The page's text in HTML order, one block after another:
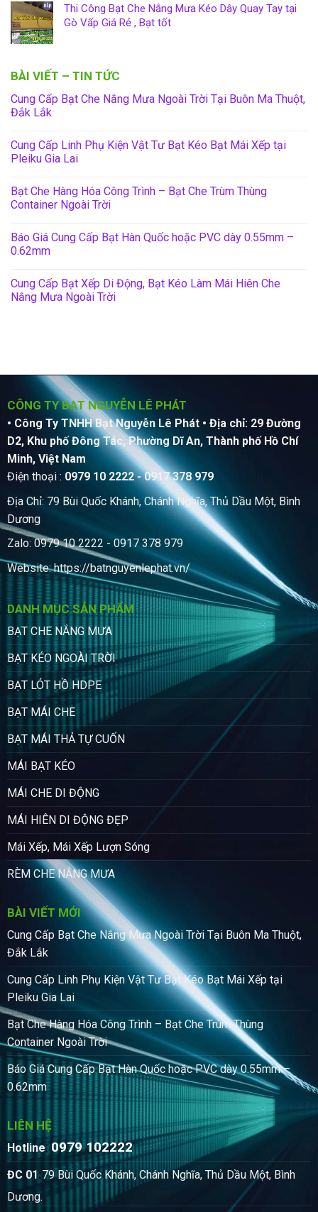
Thi Công Bạt Che Nắng Mưa Kéo Dây Quay Tay tại
Gò Vấp Giá Rẻ , Bạt tốt
BÀI VIẾT – TIN TỨC
Cung Cấp Bạt Che Nắng Mưa Ngoài Trời Tại Buôn Ma Thuột,
Đắk Lắk
Cung Cấp Linh Phụ Kiện Vật Tư Bạt Kéo Bạt Mái Xếp tại
Pleiku Gia Lai
Bạt Che Hàng Hóa Công Trình – Bạt Che Trùm Thùng
Container Ngoài Trời
Báo Giá Cung Cấp Bạt Hàn Quốc hoặc PVC dày 0.55mm –
0.62mm
Cung Cấp Bạt Xếp Di Động, Bạt Kéo Làm Mái Hiên Che
Nắng Mưa Ngoài Trời
CÔNG TY BẠT NGUYỄN LÊ PHÁT
• Công Ty TNHH Bạt Nguyễn Lê Phát • Địa chỉ: 29 Đường
D2, Khu phố Đông Tác, Phường Dĩ An, Thành phố Hồ Chí
Minh, Việt Nam
Điện thoại : 0979 10 2222 - 0917 378 979
Địa Chỉ: 79 Bùi Quốc Khánh, Chánh Nghĩa, Thủ Dầu Một, Bình
Dương
Zalo: 0979 10 2222 - 0917 378 979
Website:https://batnguyenlephat.vn/
DANH MỤC SẢN PHẨM
BẠT CHE NẮNG MƯA
BẠT KÉO NGOÀI TRỜI
BẠT LÓT HỒ HDPE
BẠT MÁI CHE
BẠT MÁI THẢ TỰ CUỐN
MÁI BẠT KÉO
MÁI CHE DI ĐỘNG
MÁI HIÊN DI ĐỘNG ĐẸP
Mái Xếp, Mái Xếp Lượn Sóng
RÈM CHE NẮNG MƯA
BÀI VIẾT MỚI
Cung Cấp Bạt Che Nắng Mưa Ngoài Trời Tại Buôn Ma Thuột,
Đắk Lắk
Cung Cấp Linh Phụ Kiện Vật Tư Bạt Kéo Bạt Mái Xếp tại
Pleiku Gia Lai
Bạt Che Hàng Hóa Công Trình – Bạt Che Trùm Thùng
Container Ngoài Trời
Báo Giá Cung Cấp Bạt Hàn Quốc hoặc PVC dày 0.55mm –
0.62mm
LIÊN HỆ
Hotline: 0979 102222
ĐC 01:79 Bùi Quốc Khánh, Chánh Nghĩa, Thủ Dầu Một, Bình
Dương.